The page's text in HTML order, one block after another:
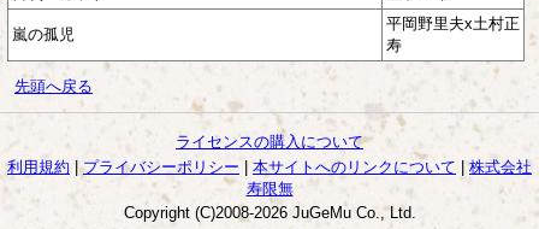
嵐の孤児
平岡野里夫x土村正
寿
先頭へ戻る
ライセンスの購入について
利用規約 |プライバシーポリシー 本サイトへのリンクについて |株式会社
寿限無
Copyright (C)2008-2026 JuGeMu Co., Ltd.